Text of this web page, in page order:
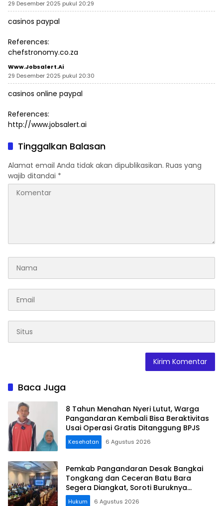
29 Desember 2025 pukul 20:29
casinos paypal
References:
chefstronomy.co.za
Www.jobsalert.ai
29 Desember 2025 pukul 20:30
casinos online paypal
References:
http://www.jobsalert.ai
Tinggalkan Balasan
Alamat email Anda tidak akan dipublikasikan. Ruas yang
wajib ditandai *
Baca Juga
8 Tahun Menahan Nyeri Lutut, Warga
Pangandaran Kembali Bisa Beraktivitas
Usai Operasi Gratis Ditanggung BPJS
Kesehatan 6 Agustus 2026
Pemkab Pangandaran Desak Bangkai
Tongkang dan Ceceran Batu Bara
Segera Diangkat, Soroti Buruknya
Koordinasi Perusahaan
Hukum 6 Agustus 2026